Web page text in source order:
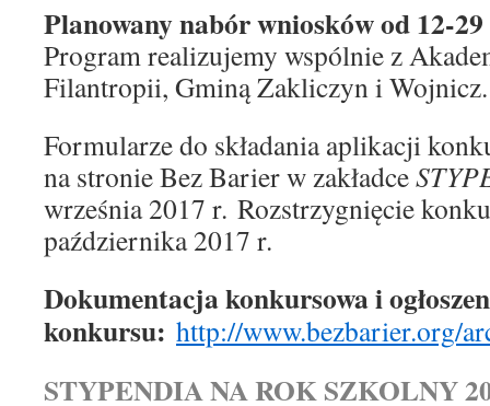
Planowany nabór wniosków od 12-
Program realizujemy wspólnie z
Filantropii, Gminą Zakliczyn i Wojnicz.
Formularze do składania aplikacji
na stronie Bez Barier w zakładce
września 2017 r. Rozstrzygnięcie
października 2017 r.
Dokumentacja konkursowa i
konkursu: http://www.bezbarier.org/
STYPENDIA NA ROK SZKOLNY